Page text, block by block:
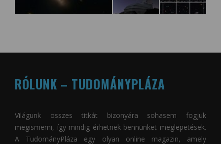
RÓLUNK – TUDOMÁNYPLÁZA
Világunk összes titkát bizonyára sohasem fogjuk
megismerni, így mindig érhetnek bennünket meglepetések.
A TudományPláza egy olyan online magazin, amely